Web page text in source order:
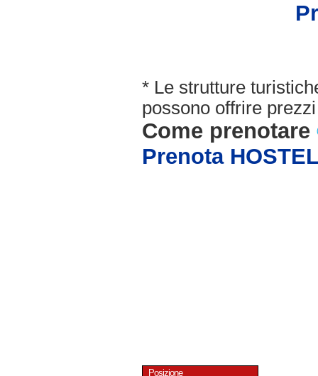
* Le strutture
possono offrire
Come prenotare
Prenota
Posizione